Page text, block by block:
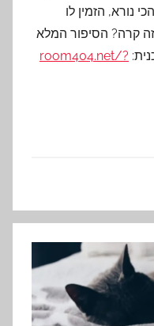
נורא, הזמין לו
קרה? הסיפור המלא
room404.net/?